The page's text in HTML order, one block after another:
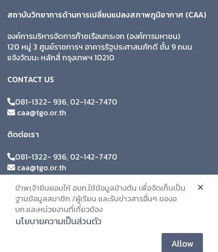
สถาบันวิทยาการด้านการเปลี่ยนแปลงสภาพภูมิอากาศ (CAA)
องค์การบริหารจัดการก๊าซเรือนกระจก (องค์การมหาชน)
120 หมู่ 3 ศูนย์ราชการฯ อาคารรัฐประศาสนภักดี ชั้น 9 ถนน
แจ้งวัฒนะ หลักสี่ กรุงเทพฯ 10210
CONTACT US
081-1322- 936, 02-142-7470
caa@tgo.or.th
ติดต่อเรา
081-1322- 936, 02-142-7470
caa@tgo.or.th
ข้าพเจ้ายินยอมให้ อบก.ใช้ข้อมูลข้างต้น เพื่อจัดเก็บเป็น
ฐานข้อมูลสมาชิก /ผู้เรียน และรับข่าวสารอื่นๆ ของอ
บก.และหน่วยงานที่เกี่ยวข้อง
นโยบายความเป็นส่วนตัว
Allow